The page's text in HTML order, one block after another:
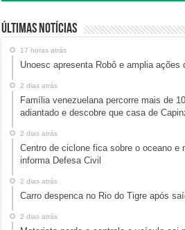
Últimas Notícias
17 horas atrás
Unoesc apresenta Robô e amplia
2 dias atrás
Família venezuelana percorre mais de
adiantado e descobre que casa de
2 dias atrás
Centro de ciclone fica sobre o oceano e
informa Defesa Civil
2 dias atrás
Carro despenca no Rio do Tigre após
2 dias atrás